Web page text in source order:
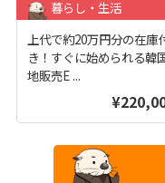
暮らし・生活
上代で約20万円分の在庫
き！すぐに始められる韓
地販売E ...